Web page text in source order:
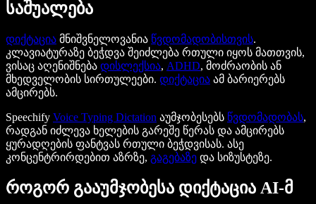
საშუალება
დიქტაცია მნიშვნელოვანია წვდომადობისთვის.
კლავიატურაზე ბეჭდვა შეიძლება რთული იყოს მათთვის,
ვისაც აღენიშნება დისლექსია, ADHD, მოძრაობის ან
მხედველობის სირთულეები. დიქტაცია ამ ბარიერებს
ამცირებს.
Speechify Voice Typing Dictation აუმჯობესებს წვდომადობას,
რადგან იძლევა ხელების გარეშე წერას და ამცირებს
ყურადღების ფანტვას რთული ბეჭდვისას. ასე
კონცენტრირდებით აზრზე, გაგებაზე და სიზუსტეზე.
როგორ გააუმჯობესა დიქტაცია AI-მ